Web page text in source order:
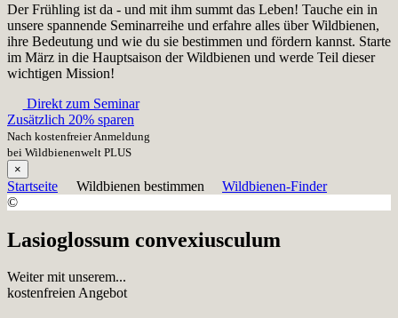
Der Frühling ist da - und mit ihm summt das Leben! Tauche ein in
unsere spannende Seminarreihe und erfahre alles über Wildbienen,
ihre Bedeutung und wie du sie bestimmen und fördern kannst. Starte
im März in die Hauptsaison der Wildbienen und werde Teil dieser
wichtigen Mission!
Direkt zum Seminar
Zusätzlich 20% sparen
Nach kostenfreier Anmeldung
bei Wildbienenwelt PLUS
×
Startseite Wildbienen bestimmen
Wildbienen-Finder
©
Lasioglossum convexiusculum
Weiter mit unserem...
kostenfreien Angebot